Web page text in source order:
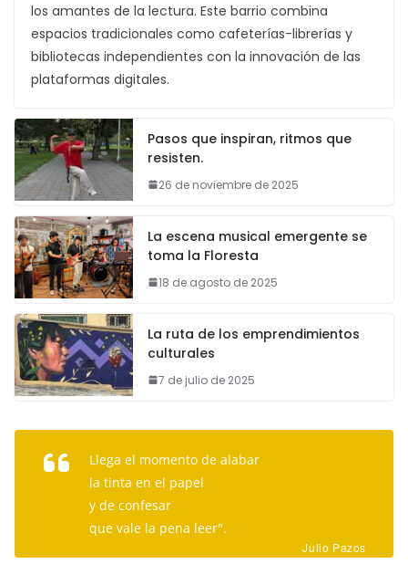
los amantes de la lectura. Este barrio combina
espacios tradicionales como cafeterías-librerías y
bibliotecas independientes con la innovación de las
plataformas digitales.
Pasos que inspiran, ritmos que
resisten.
26 de noviembre de 2025
La escena musical emergente se
toma la Floresta
18 de agosto de 2025
La ruta de los emprendimientos
culturales
7 de julio de 2025
Llega el momento de alabar
la tinta en el papel
y de confesar
que vale la pena leer".
Julio Pazos